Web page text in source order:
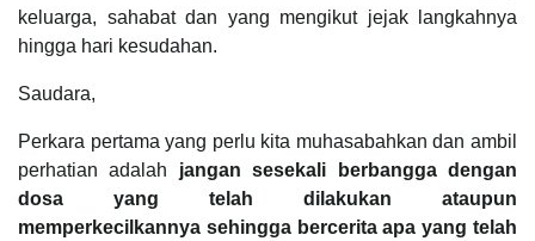
keluarga, sahabat dan yang mengikut jejak langkahnya
hingga hari kesudahan.
Saudara,
Perkara pertama yang perlu kita muhasabahkan dan ambil
perhatian adalah jangan sesekali berbangga dengan
dosa yang telah dilakukan ataupun
memperkecilkannya sehingga bercerita apa yang telah